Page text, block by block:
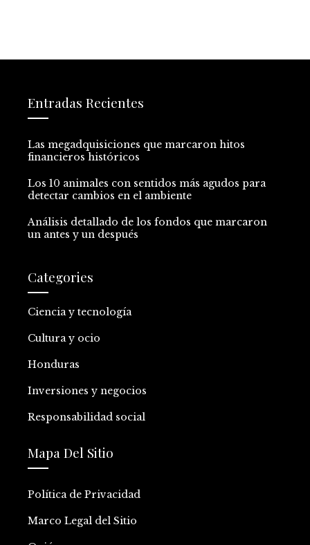
Entradas Recientes
Las megadquisiciones que marcaron hitos
financieros históricos
Los 10 animales con sentidos más agudos para
detectar cambios en el ambiente
Análisis detallado de los fondos que marcaron
un antes y un después
Categories
Ciencia y tecnología
Cultura y ocio
Honduras
Inversiones y negocios
Responsabilidad social
Mapa Del Sitio
Política de Privacidad
Marco Legal del Sitio